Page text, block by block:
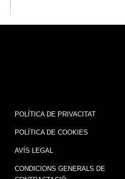
POLÍTICA DE PRIVACITAT
POLÍTICA DE COOKIES
AVÍS LEGAL
CONDICIONS GENERALS DE